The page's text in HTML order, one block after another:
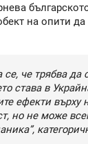
на опити
се, че трябва
става в
ефекти върху
но не може